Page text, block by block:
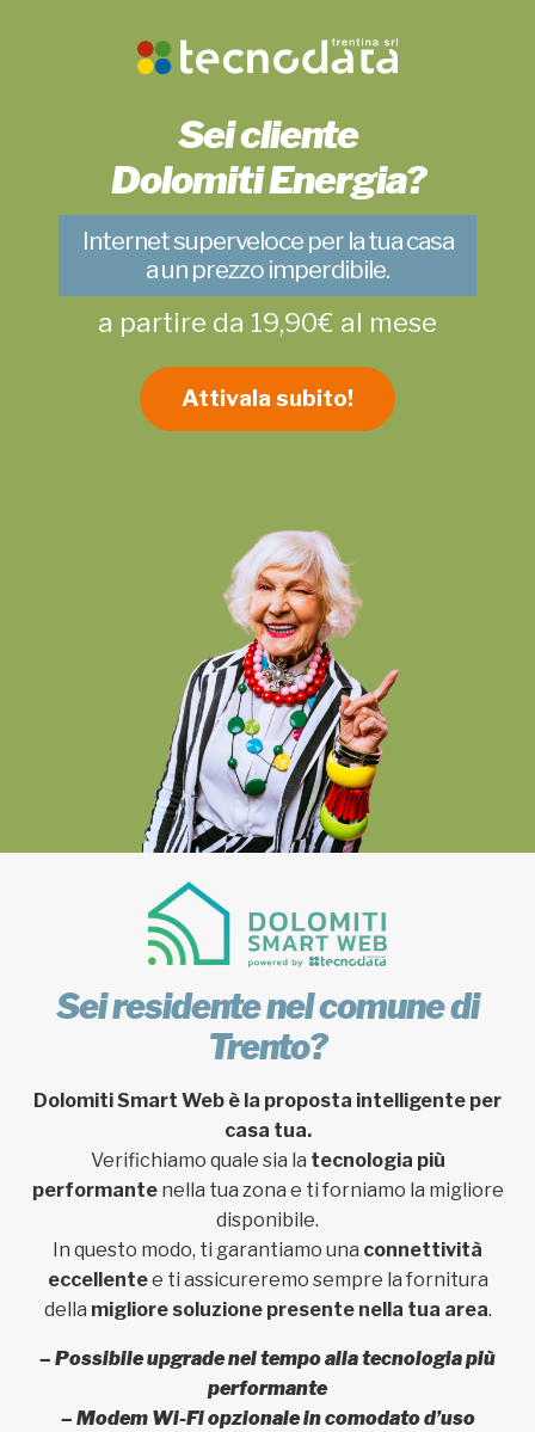
Sei cliente
Dolomiti Energia?
Internet superveloce per la tua casa
a un prezzo imperdibile.
a partire da 19,90€ al mese
Attivala subito!
Sei residente nel comune di
Trento?
Dolomiti Smart Web è la proposta intelligente per
casa tua.
Verifichiamo quale sia la tecnologia più
performantenella tua zona e ti forniamo la migliore
disponibile.
In questo modo, ti garantiamo una connettività
eccellentee ti assicureremo sempre la fornitura
della migliore soluzione presente nella tua area.
– Possibile upgrade nel tempo alla tecnologia più
performante
– Modem Wi-Fi opzionale in comodato d’uso